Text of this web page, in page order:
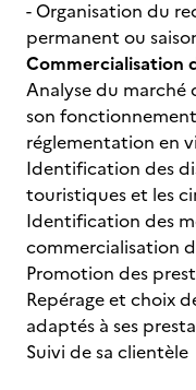
- Organisation du
permanent ou
Commercialisation
Analyse du
son
réglementation en
Identification des
touristiques et les
Identification des
commercialisation
Promotion des
Repérage et choix
adaptés à ses
Suivi de sa clientèle